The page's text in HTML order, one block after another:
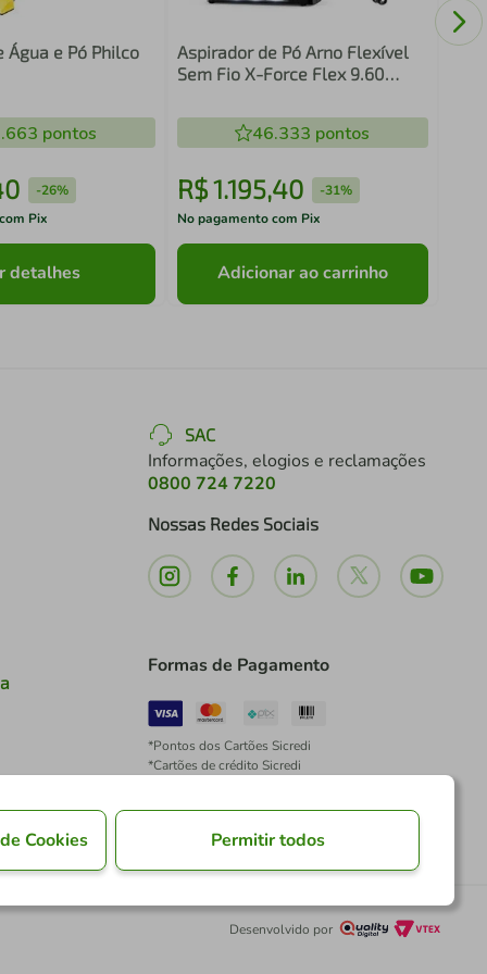
Água e Pó Philco
pontos
-26%
Pix
detalhes
Aspirador de Pó Arno Flexível
Sem Fio X-Force Flex 9.60
46.333 pontos
R$1.195,40 -31%
No pagamento com Pix
Adicionar ao carrinho
SAC
Informações, elogios e reclamações
0800 724 7220
Nossas Redes Sociais
Formas de Pagamento
*Pontos dos Cartões Sicredi
*Cartões de crédito Sicredi
Desenvolvido por
Cookies Permitir todos